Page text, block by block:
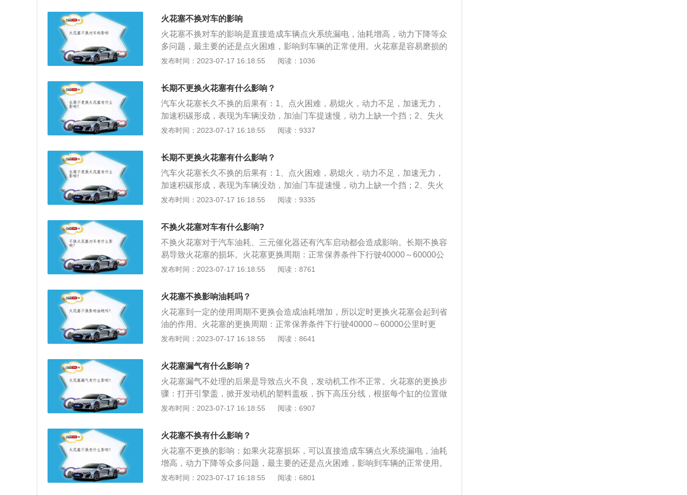
中会导致负荷加大，出现车身抖动、动力不足以及油耗增高等情况。2.火花塞的
电极在长时间使用之后会出现积炭的现象，一旦积炭过多就会导致火花塞堵塞或
者损坏，汽车发动机也无法启动，长此以往发动机会受损严重甚至彻底损坏。3.
长期使用一个火花塞不更换会导致火花塞的性能下降，这时候火花塞的点火功能
受损，可能会造成汽缸内混合气燃烧不充分，还有可能出现缺火的情况，进而导
是通过两个电极之间打出火花，可以把火花塞的电极想象成火柴盒侧面划火柴的
材料，用的久就会有损耗，打火就要费劲的多。火花塞是有寿命的，根据材质的
不同，寿命也是不同的。火花塞分为普通的铜芯（镍合金）火花塞或贵金属火花
火花塞不换对车的影响
火花塞不换对车的影响是直接造成车辆点火系统漏电，油耗增高，动力下降等众
多问题，最主要的还是点火困难，影响到车辆的正常使用。火花塞是容易磨损的
零件，长期使用后火花塞电极之间的间隙会变大，影响火花塞的点火能量。火花
会导致汽车动力下降，油耗增加，所以要按时更换火花塞。火花塞是通过两个电
极之间打出火花。可以把火花塞的电极想象成火柴盒侧面划火柴的材料，用的久
了就会有损耗，打火就要费劲的多。火花塞是有寿命的，根据材质的不同，寿命
也是不同的。火花塞分为普通的铜芯（镍合金）火花塞或贵金属火花塞，两者的
主要区别在于电极部分。普通铜芯火花塞30000公里左右更换一次。贵金属火花
花塞使用寿命为8万公里左右。
发布时间：2023-07-17 16:18:55 阅读：1036
长期不更换火花塞有什么影响？
汽车火花塞长久不换的后果有：1、点火困难，易熄火，动力不足，加速无力，
加速积碳形成，表现为车辆没劲，加油门车提速慢，动力上缺一个挡；2、失火
造成缸内不工作缺缸，表现为发动机抖动，发动机故障灯亮，细听排气筒声音不
有什么影响： 如果火花塞损坏，可以直接造成车辆点火系统漏电，油耗增高，动
力下降等众多问题，最主要的还是点火困难，影响到车辆的正常使用。火花塞严
重烧蚀火花塞顶端起疤、破坏或电极熔化、烧蚀都表明火花塞已经毁坏应更换。
发布时间：2023-07-17 16:18:55 阅读：9337
长期不更换火花塞有什么影响？
汽车火花塞长久不换的后果有：1、点火困难，易熄火，动力不足，加速无力，
加速积碳形成，表现为车辆没劲，加油门车提速慢，动力上缺一个挡；2、失火
造成缸内不工作缺缸，表现为发动机抖动，发动机故障灯亮，细听排气筒声音不
有什么影响： 如果火花塞损坏，可以直接造成车辆点火系统漏电，油耗增高，动
力下降等众多问题，最主要的还是点火困难，影响到车辆的正常使用。火花塞严
重烧蚀火花塞顶端起疤、破坏或电极熔化、烧蚀都表明火花塞已经毁坏应更换。
发布时间：2023-07-17 16:18:55 阅读：9335
不换火花塞对车有什么影响?
不换火花塞对于汽车油耗、三元催化器还有汽车启动都会造成影响。长期不换容
易导致火花塞的损坏。火花塞更换周期：正常保养条件下行驶40000～60000公
里时更换，但由于品牌和发动机不同，会有所差异，建议按照使用手册进行。可
万公里更换，铱金火花塞6-8万公里更换。火花塞坏了有什么影响：如果火花塞损
坏，可以直接造成车辆点火系统漏电，油耗增高，动力下降等众多问题，最主要
的还是点火困难，影响到车辆的正常使用。火花塞严重烧蚀火花塞顶端起疤、破
坏或电极熔化、烧蚀都表明火花塞已经毁坏应更换。
发布时间：2023-07-17 16:18:55 阅读：8761
火花塞不换影响油耗吗？
火花塞到一定的使用周期不更换会造成油耗增加，所以定时更换火花塞会起到省
油的作用。火花塞的更换周期：正常保养条件下行驶40000～60000公里时更
换，但由于品牌和发动机不同，会有所差异，建议按照使用手册进行。可参考以
更换，铱金火花塞6-8万公里更换。判断火花塞是否损坏的方法：拆下火花塞观
察，根据以下的外观颜色观察判断火花塞的使用状况。正常火花塞的绝缘体裙部
及电极呈灰白色、灰黄色或浅棕色。工作正常的火花塞其绝缘体裙部为赤褐色，
电极间隙在0.8-0.9mm之间，电极无烧损迹象。如果火花塞有油污或沉积物，火
花塞本身并没有损坏，清除油污和沉积物后可以继续使用。如果火花塞损坏严
排除故障后，更换新的火花塞，此外，如果火花塞呈现的是烟熏过的黑色，表明
火花塞冷热型选错或混合气浓，机油上窜。
发布时间：2023-07-17 16:18:55 阅读：8641
火花塞漏气有什么影响？
火花塞漏气不处理的后果是导致点火不良，发动机工作不正常。火花塞的更换步
骤：打开引擎盖，掀开发动机的塑料盖板，拆下高压分线，根据每个缸的位置做
好记号，避免混乱。用火花塞套筒依次卸下火花塞，卸下的时候注意看一下外部
圈以后再用套筒拧。按照点火顺序安装拆下的高压分线，扣上盖板即可。判断火
花塞是否损坏的方法：拆下火花塞观察，根据以下的外观颜色观察判断火花塞的
使用状况。正常火花塞的绝缘体裙部及电极呈灰白色、灰黄色或浅棕色。工作正
常的火花塞其绝缘体裙部为赤褐色，电极间隙在0.8-0.9mm之间，电极无烧损迹
象。如果火花塞有油污或沉积物，火花塞本身并没有损坏，清除油污和沉积物后
发布时间：2023-07-17 16:18:55 阅读：6907
火花塞不换有什么影响？
火花塞不更换的影响：如果火花塞损坏，可以直接造成车辆点火系统漏电，油耗
增高，动力下降等众多问题，最主要的还是点火困难，影响到车辆的正常使用。
火花塞严重烧蚀火花塞顶端起疤、破坏或电极熔化、烧蚀都表明火花塞已经毁坏
发布时间：2023-07-17 16:18:55 阅读：6801